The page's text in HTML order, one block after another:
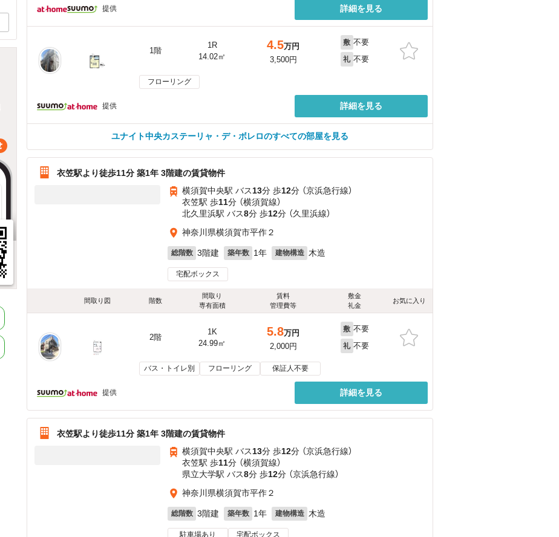
提供 詳細を見る
1階
1R
14.02㎡
4.5万円
3,500円
敷 不要
礼 不要
フローリング
提供 詳細を見る
ユナイト中央カステーリャ・デ・ボレロのすべての部屋を見る
衣笠駅より徒歩11分 築1年 3階建の賃貸物件
横須賀中央駅 バス13分 歩12分 （京浜急行線）
衣笠駅 歩11分 （横須賀線）
北久里浜駅 バス8分 歩12分 （久里浜線）
神奈川県横須賀市平作２
総階数 3階建 築年数 1年 建物構造 木造
宅配ボックス
間取り図 階数
間取り
専有面積
賃料
管理費等
敷金
礼金
お気に入り
2階
1K
24.99㎡
5.8万円
2,000円
敷 不要
礼 不要
バス・トイレ別 フローリング 保証人不要
提供 詳細を見る
衣笠駅より徒歩11分 築1年 3階建の賃貸物件
横須賀中央駅 バス13分 歩12分 （京浜急行線）
衣笠駅 歩11分 （横須賀線）
県立大学駅 バス8分 歩12分 （京浜急行線）
神奈川県横須賀市平作２
総階数 3階建 築年数 1年 建物構造 木造
駐車場あり 宅配ボックス